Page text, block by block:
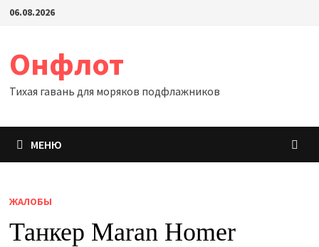
Перейти
06.08.2026
Онфлот
Тихая гавань для моряков подфлажников
МЕНЮ
ЖАЛОБЫ
Танкер Maran Homer